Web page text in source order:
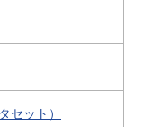
セット）